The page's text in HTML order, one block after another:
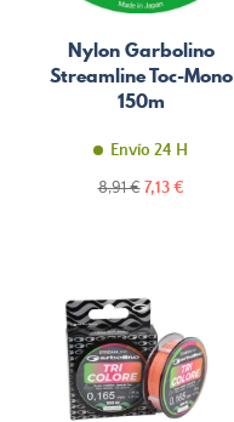
Nylon Garbolino
Streamline Toc-Mono
150m
Envío 24 H
Precio
8,91 € Precio
7,13 €